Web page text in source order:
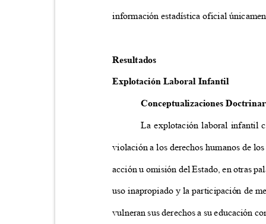
información estadística oficial
Resultados
Explotación Laboral Infantil
Conceptualizaciones
La explotación laboral infantil
violación a los derechos humanos de
acción u omisión del Estado, en otras
uso inapropiado y la participación de
vulneran sus derechos a su educación